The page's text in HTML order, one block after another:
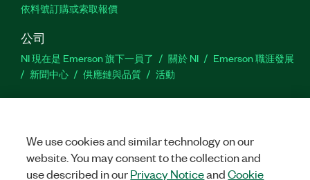
依料號訂購或索取報價
公司
NI 現在是 Emerson 旗下一員了 關於 NI
Emerson 職涯發展
新聞中心
供應鏈與品質 活動
支援
站建議
We use cookies and similar technology on our
website. You may consent to the collection and
use described in ourPrivacy NoticeandCookie